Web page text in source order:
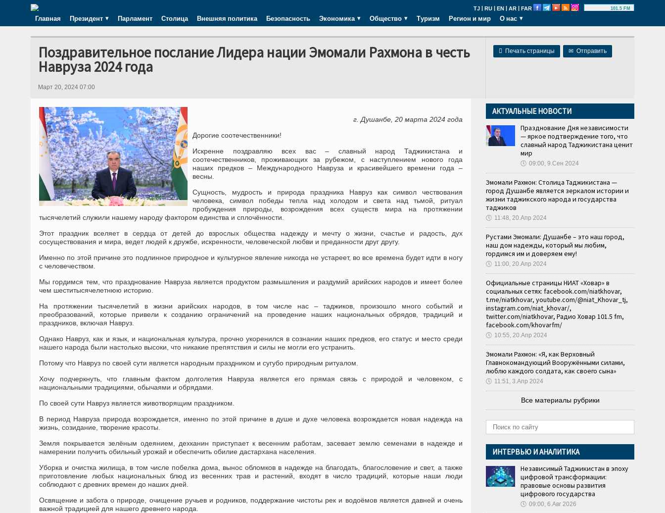
TJ | RU | EN | AR | FAR 101.5 FM
Главная Президент Парламент Столица Внешняя политика Безопасность Экономика Общество Туризм Регион и мир О нас
 Печать страницы ✉ Отправить
Поздравительное послание Лидера нации Эмомали Рахмона в честь
Навруза 2024 года
Март 20, 2024 07:00
г. Душанбе, 20 марта 2024 года
Дорогие соотечественники!
Искренне поздравляю всех вас – славный народ Таджикистана и
соотечественников, проживающих за рубежом, с наступлением нового года
наших предков – Международного Навруза и красивейшего времени года –
весны.
Сущность, мудрость и природа праздника Навруз как символ чествования
человека, символ победы тепла над холодом и света над тьмой, ритуал
пробуждения природы, возрождения всех существ мира на протяжении
тысячелетий служили нашему народу фактором единства и сплочённости.
Этот праздник вселяет в сердца от детей до взрослых общества надежду и мечту о жизни, счастье и радость, дух
сосуществования и мира, ведет людей к дружбе, искренности, человеческой любви и преданности друг другу.
Именно по этой причине это подлинное природное и культурное явление никогда не устареет, во все времена будет идти в ногу
с человечеством.
Мы гордимся тем, что празднование Навруза является продуктом размышления и раздумий арийских народов и имеет более
чем шеститысячелетнюю историю.
На протяжении тысячелетий в жизни арийских народов, в том числе нас – таджиков, произошло много событий и
преобразований, которые привели к созданию ограничений на проведение наших национальных обрядов, традиций и
праздников, включая Навруз.
Однако Навруз, как и язык, и национальная культура, прочно укоренился в сознании наших предков, его статус и место среди
нашего народа были настолько высоки, что никакие препятствия и силы не могли его устранить.
Потому что Навруз по своей сути является народным праздником и сугубо природным ритуалом.
Хочу подчеркнуть, что главным фактом долголетия Навруза является его прямая связь с природой и человеком, с
национальными традициями, обычаями и обрядами.
По своей сути Навруз является животворящим праздником.
В период Навруза природа возрождается, именно по этой причине в душе и духе человека возрождается новая надежда на
жизнь, созидание, творение красоты.
Земля покрывается зелёным одеянием, дехканин приступает к весенним работам, засевает землю семенами в надежде и
намерении получить обильный урожай и обеспечить обилие дастархана населения.
Уборка и очистка жилища, в том числе побелка дома, вынос обломков в надежде на благодать, благословение и свет, а также
приготовление любых национальных блюд из весенних трав и растений, входят в число традиций, которые наши люди
соблюдают с древних времен до наших дней.
Освящение и забота о природе, очищение ручьев и родников, поддержание чистоты рек и водоёмов является давней и очень
важной традицией для нашего древнего народа.
АКТУАЛЬНЫЕ НОВОСТИ
Празднование Дня независимости
— яркое подтверждение того, что
славный народ Таджикистана ценит
мир
🕔 09:00, 9.Сен 2024
Эмомали Рахмон: Столица Таджикистана —
город Душанбе является зеркалом истории и
жизни таджикского народа и государства
таджиков
🕔 11:48, 20.Апр 2024
Рустами Эмомали: Душанбе – это наш город,
наш дом надежды, который мы любим,
гордимся им и доверяем ему!
🕔 11:00, 20.Апр 2024
Официальные страницы НИАТ «Ховар» в
социальных сетях: facebook.com/niatkhovar,
t.me/niatkhovar, youtube.com/@niat_Khovar_tj,
instagram.com/niat_khovar/,
twitter.com/niatkhovar, Радио Ховар 101.5 fm,
facebook.com/khovarfm/
🕔 10:55, 20.Апр 2024
Эмомали Рахмон: «Я, как Верховный
Главнокомандующий Вооружёнными силами,
люблю каждого солдата, как своего сына»
🕔 11:51, 3.Апр 2024
Все материалы рубрики
ИНТЕРВЬЮ И АНАЛИТИКА
Независимый Таджикистан в эпоху
цифровой трансформации:
правовые основы развития
цифрового государства
🕔 09:00, 6.Авг 2026